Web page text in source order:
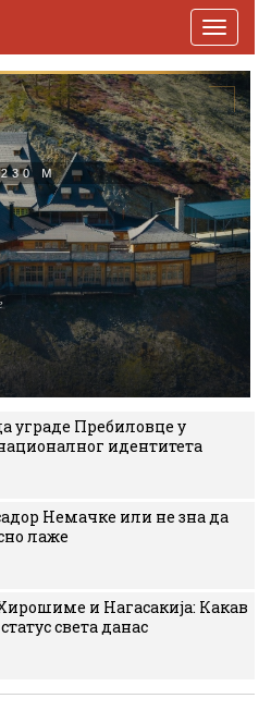
уграде Пребиловце у
идентитета
Немачке или не зна да
лаже
и Нагасакија: Какав
света данас